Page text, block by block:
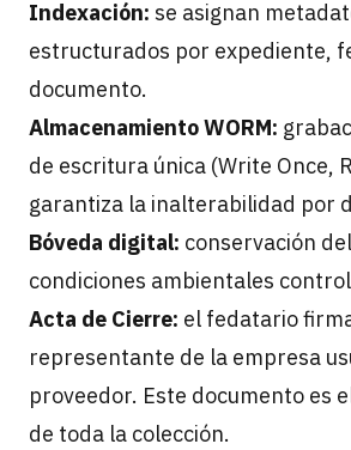
Indexación: se asignan
estructurados por expediente,
documento.
Almacenamiento WORM:
de escritura única (Write Once,
garantiza la inalterabilidad por
Bóveda digital: conservación
condiciones ambientales
Acta de Cierre: el fedatario
representante de la empresa
proveedor. Este documento es
de toda la colección.